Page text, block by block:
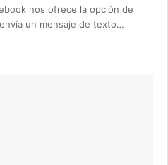
nos ofrece la opción de
un mensaje de texto…